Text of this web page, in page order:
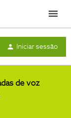
Menu
Iniciar sessão
de voz